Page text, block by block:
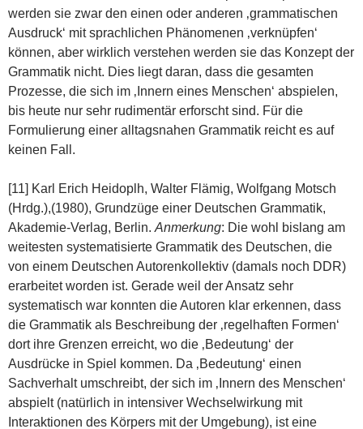
werden sie zwar den einen oder anderen ‚grammatischen
Ausdruck‘ mit sprachlichen Phänomenen ‚verknüpfen‘
können, aber wirklich verstehen werden sie das Konzept der
Grammatik nicht. Dies liegt daran, dass die gesamten
Prozesse, die sich im ‚Innern eines Menschen‘ abspielen,
bis heute nur sehr rudimentär erforscht sind. Für die
Formulierung einer alltagsnahen Grammatik reicht es auf
keinen Fall.
[11] Karl Erich Heidoplh, Walter Flämig, Wolfgang Motsch
(Hrdg.),(1980), Grundzüge einer Deutschen Grammatik,
Akademie-Verlag, Berlin. Anmerkung: Die wohl bislang am
weitesten systematisierte Grammatik des Deutschen, die
von einem Deutschen Autorenkollektiv (damals noch DDR)
erarbeitet worden ist. Gerade weil der Ansatz sehr
systematisch war konnten die Autoren klar erkennen, dass
die Grammatik als Beschreibung der ‚regelhaften Formen‘
dort ihre Grenzen erreicht, wo die ‚Bedeutung‘ der
Ausdrücke in Spiel kommen. Da ‚Bedeutung‘ einen
Sachverhalt umschreibt, der sich im ‚Innern des Menschen‘
abspielt (natürlich in intensiver Wechselwirkung mit
Interaktionen des Körpers mit der Umgebung), ist eine